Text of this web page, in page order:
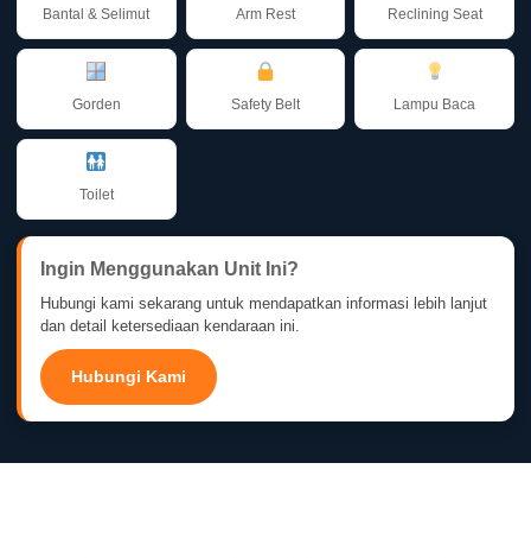
Bantal & Selimut Arm Rest Reclining Seat
Gorden Safety Belt Lampu Baca
Toilet
Ingin Menggunakan Unit Ini?
Hubungi kami sekarang untuk mendapatkan informasi lebih lanjut
dan detail ketersediaan kendaraan ini.
Hubungi Kami